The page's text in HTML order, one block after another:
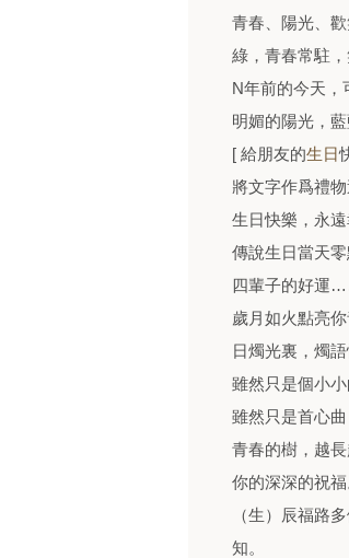
青春、陽光、
綠，青春常駐
N年前的今天，
明媚的陽光，
[ 給朋友的生日
將文字作爲禮
生日快樂，永
傳說生日當天
四輩子的好運
歲月如火點亮
日燭光裏，燭
雖然只是個小
雖然只是首心
青春的樹，越
你的深深的祝
（生）辰福路
知。